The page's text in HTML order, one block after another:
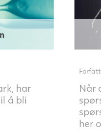
har
å bli
Når
her